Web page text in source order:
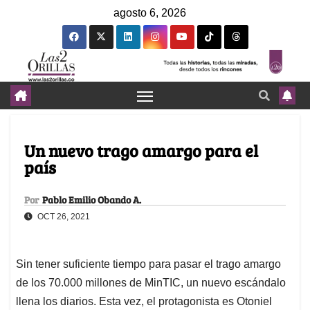
agosto 6, 2026
Un nuevo trago amargo para el
país
Por Pablo Emilio Obando A.
OCT 26, 2021
Sin tener suficiente tiempo para pasar el trago amargo
de los 70.000 millones de MinTIC, un nuevo escándalo
llena los diarios. Esta vez, el protagonista es Otoniel